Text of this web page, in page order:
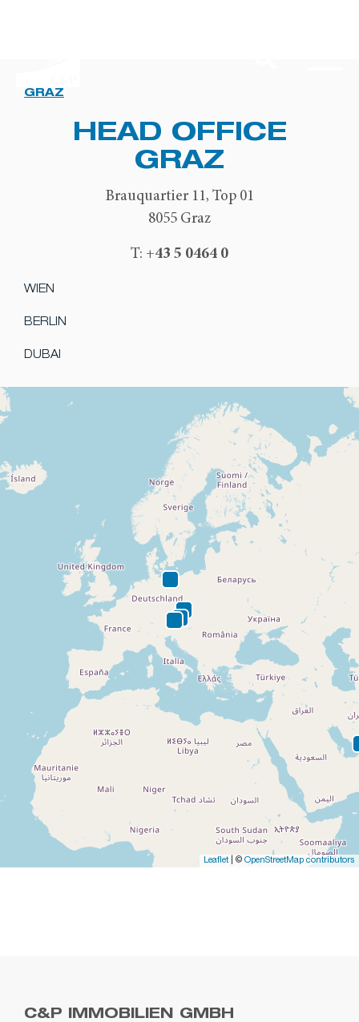
GRAZ
HEAD OFFICE
GRAZ
Brauquartier 11, Top 01
8055 Graz
T: +43 5 0464 0
WIEN
BERLIN
DUBAI
Leaflet| © OpenStreetMap contributors
C&P IMMOBILIEN GMBH